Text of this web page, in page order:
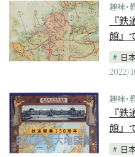
趣味･
『
館』
日
2022/
趣味･
『
館』
日